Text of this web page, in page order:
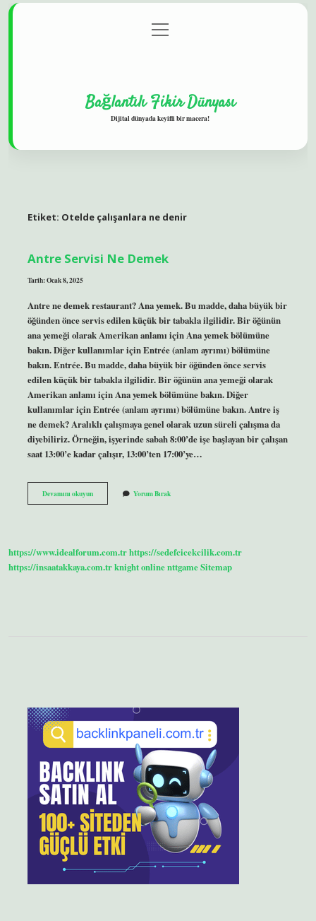
Gizlilik Politikası
menüyü
aç
Bağlantılı Fikir Dünyası
Dijital dünyada keyifli bir macera!
Etiket: Otelde çalışanlara ne denir
Antre Servisi Ne Demek
Tarih: Ocak 8, 2025
Antre ne demek restaurant? Ana yemek. Bu madde, daha büyük bir
öğünden önce servis edilen küçük bir tabakla ilgilidir. Bir öğünün
ana yemeği olarak Amerikan anlamı için Ana yemek bölümüne
bakın. Diğer kullanımlar için Entrée (anlam ayrımı) bölümüne
bakın. Entrée. Bu madde, daha büyük bir öğünden önce servis
edilen küçük bir tabakla ilgilidir. Bir öğünün ana yemeği olarak
Amerikan anlamı için Ana yemek bölümüne bakın. Diğer
kullanımlar için Entrée (anlam ayrımı) bölümüne bakın. Antre iş
ne demek? Aralıklı çalışmaya genel olarak uzun süreli çalışma da
diyebiliriz. Örneğin, işyerinde sabah 8:00’de işe başlayan bir çalışan
saat 13:00’e kadar çalışır, 13:00’ten 17:00’ye…
Devamını okuyunAntre
Servisi
Yorum Bırak
https://www.idealforum.com.trhttps://sedefcicekcilik.com.tr
https://insaatakkaya.com.trknight onlinenttgameSitemap